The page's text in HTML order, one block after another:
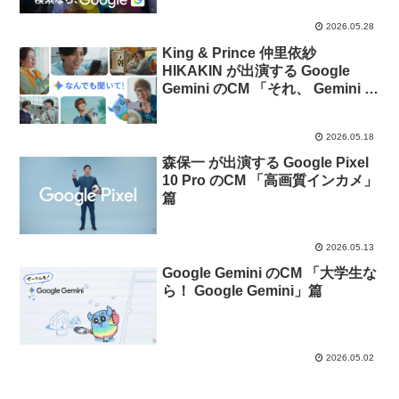
2026.05.28
King & Prince 仲里依紗
HIKAKIN が出演する Google
Gemini のCM 「それ、 Gemini に
2026.05.18
森保一 が出演する Google Pixel
10 Pro のCM 「高画質インカメ」
篇
2026.05.13
Google Gemini のCM 「大学生な
ら！ Google Gemini」篇
2026.05.02